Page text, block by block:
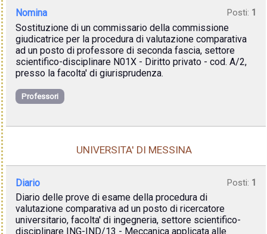
Nomina Posti: 1
Sostituzione di un commissario della commissione
giudicatrice per la procedura di valutazione comparativa
ad un posto di professore di seconda fascia, settore
scientifico-disciplinare N01X - Diritto privato - cod. A/2,
presso la facolta' di giurisprudenza.
Professori
UNIVERSITA' DI MESSINA
Diario Posti: 1
Diario delle prove di esame della procedura di
valutazione comparativa ad un posto di ricercatore
universitario, facolta' di ingegneria, settore scientifico-
disciplinare ING-IND/13 - Meccanica applicata alle